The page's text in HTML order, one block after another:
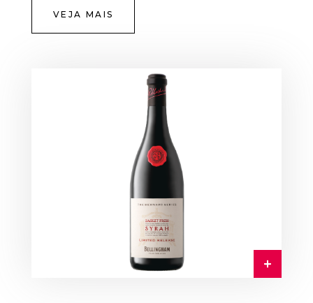
VEJA MAIS